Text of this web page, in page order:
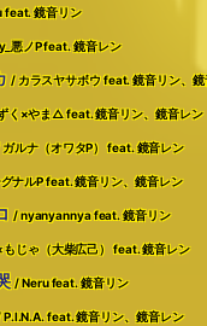
feat. 鏡音リン
悪ノP feat. 鏡音レン
/ カラスヤサボウ feat. 鏡音リン、鏡
く×やま△ feat. 鏡音リン、鏡音レン
ガルナ（オワタP） feat. 鏡音レン
ナルP feat. 鏡音リン、鏡音レン
/ nyanyannya feat. 鏡音リン
じゃ（大柴広己） feat. 鏡音レン
/ Neru feat. 鏡音リン
P.I.N.A. feat. 鏡音リン、鏡音レン